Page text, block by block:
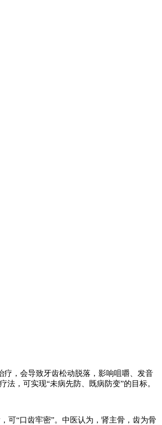
，会导致牙齿松动脱落，影响咀嚼、发音
，可实现“未病先防、既病防变”的目标。
“口齿牢密”。中医认为，肾主骨，齿为骨